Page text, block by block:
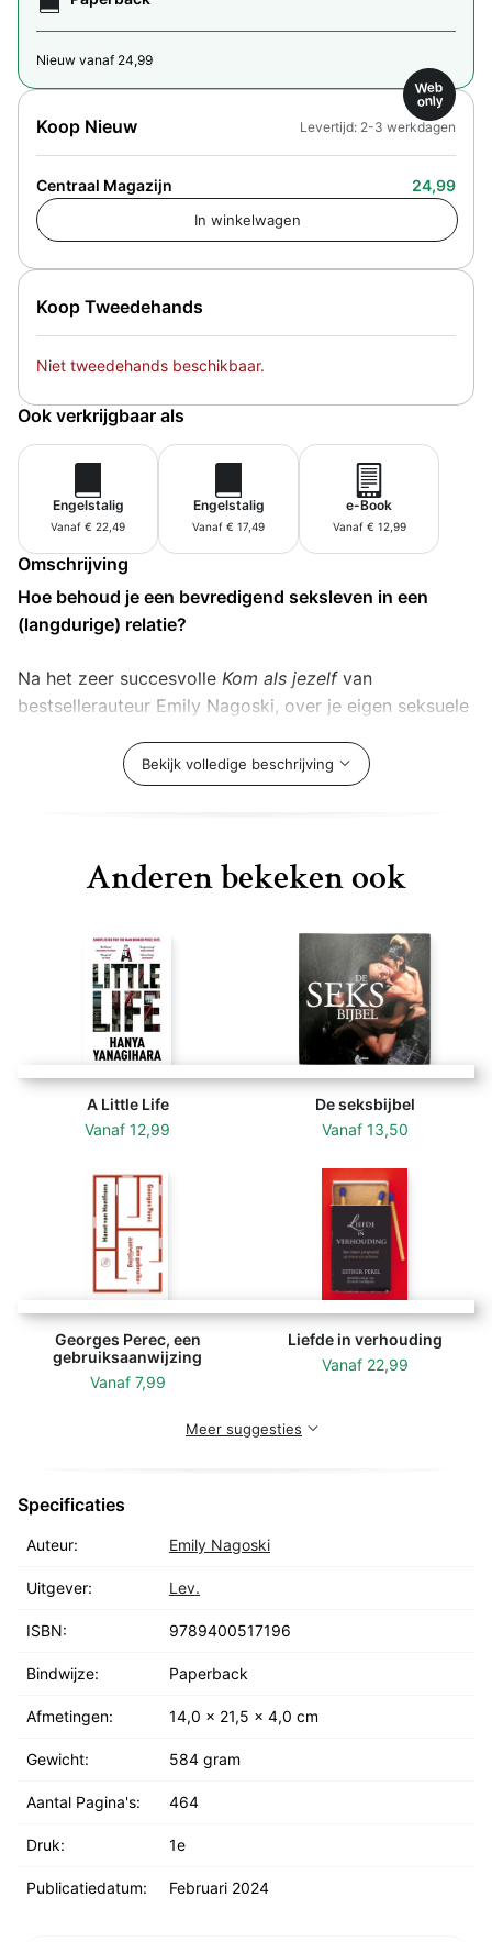
Nieuw vanaf 24,99
Koop Tweedehands
Niet tweedehands beschikbaar.
Koop Nieuw
Web
only
Centraal Magazijn 24,99
Levertijd: 2-3 werkdagen
Ook verkrijgbaar als
Engelstalig
Vanaf € 22,49
Engelstalig
Vanaf € 17,49
e-Book
Vanaf € 12,99
Omschrijving
Hoe behoud je een bevredigend seksleven in een
(langdurige) relatie?
Na het zeer succesvolle Kom als jezelfvan
bestsellerauteur Emily Nagoski, over je eigen seksuele
goed seksleven krijgt én houdt met je partner.
Nagoski laat ons zien dat bepaalde mythes die ons
dat het afneemt naarmate de relatie langer duurt –
hebben en hoe vaak we het doen, het gaat erom of je
de seks die je hebt fijn vindt. Nagoski leert ons over
de obstakels die we tegenkomen op weg naar een
goed seksleven en geeft ons manieren om hiermee om
Bekijk volledige beschrijving
Anderen bekeken ook
A Little Life
Vanaf 12,99
De seksbijbel
Vanaf 13,50
Georges Perec, een
gebruiksaanwijzing
Vanaf 7,99
Liefde in verhouding
Vanaf 22,99
Meer suggesties
Specificaties
Auteur: Emily Nagoski
Uitgever: Lev.
ISBN: 9789400517196
Bindwijze: Paperback
Afmetingen: 14,0 x 21,5 x 4,0 cm
Gewicht: 584 gram
Aantal Pagina's: 464
Druk: 1e
Publicatiedatum: Februari 2024